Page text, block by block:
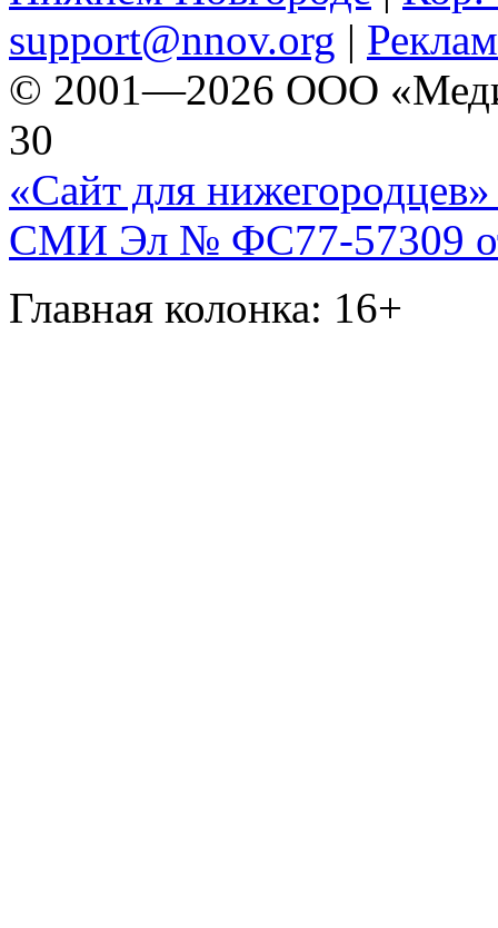
support@nnov.org |
© 2001—2026 ООО
30
«Сайт для нижегородцев»
СМИ Эл № ФС77-57309
Главная колонка: 16+